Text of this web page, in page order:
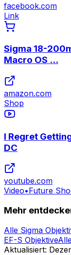
facebook.com
Link
Sigma 18-
Macro OS ...
amazon.com
Shop
I Regret
DC
youtube.com
Video•Future
Mehr
Alle Sigma
EF-S Objektive
Aktualisiert: